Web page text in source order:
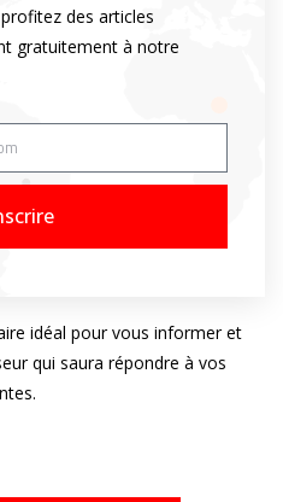
des articles
gratuitement à notre
idéal pour vous informer et
qui saura répondre à vos